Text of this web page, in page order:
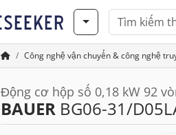
Công nghệ vận chuyển & công nghệ
Động cơ hộp số 0,18 kW 92
BAUER BG06-31/